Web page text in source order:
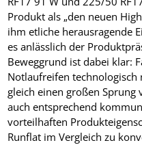
Produkt als „den neuen
ihm etliche herausragende
es anlässlich der
Beweggrund ist dabei klar:
Notlaufreifen
gleich einen großen
auch entsprechend
vorteilhaften
Runflat im Vergleich zu